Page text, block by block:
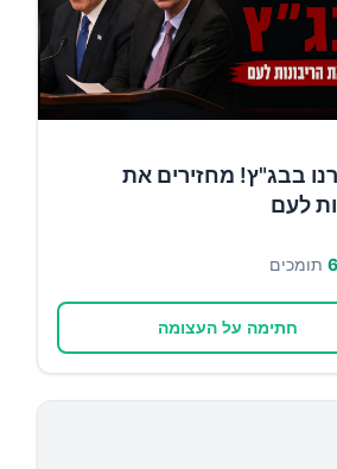
בבג"ץ! מחזירים את
לעם
תומכים
חתימה על העצומה